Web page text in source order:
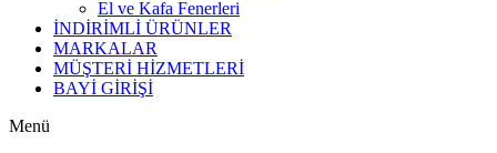
El ve Kafa Fenerleri
İNDİRİMLİ ÜRÜNLER
MARKALAR
MÜŞTERİ HİZMETLERİ
BAYİ GİRİŞİ
Menü